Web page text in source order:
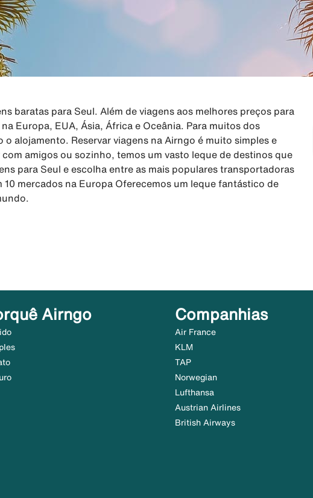
baratas para Seul. Além de viagens aos melhores preços para
Europa, EUA, Ásia, África e Oceânia. Para muitos dos
alojamento. Reservar viagens na Airngo é muito simples e
amigos ou sozinho, temos um vasto leque de destinos que
para Seul e escolha entre as mais populares transportadoras
10 mercados na Europa Oferecemos um leque fantástico de
Airngo Companhias
Air France
KLM
TAP
Norwegian
Lufthansa
Austrian Airlines
British Airways